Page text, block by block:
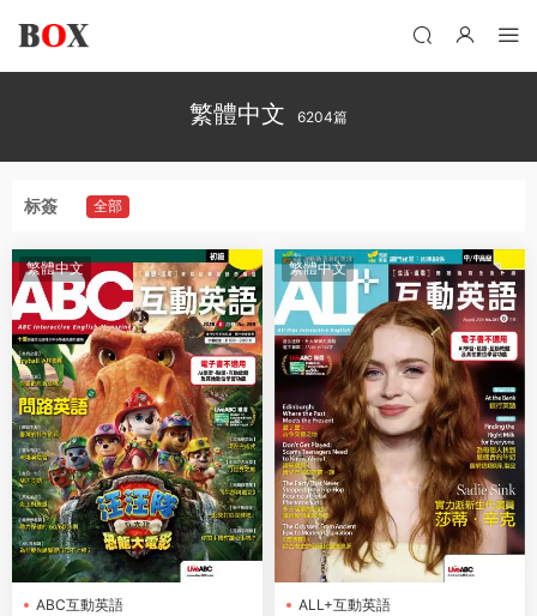
繁體中文 6204篇
标簽 全部
繁體中文
ABC互動英語
繁體中文
ALL+互動英語